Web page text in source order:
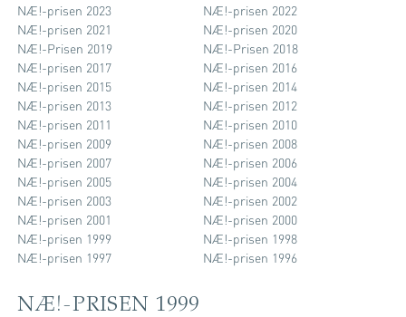
NÆ!-prisen 2023
NÆ!-prisen 2022
NÆ!-prisen 2021
NÆ!-prisen 2020
NÆ!-Prisen 2019
NÆ!-Prisen 2018
NÆ!-prisen 2017
NÆ!-prisen 2016
NÆ!-prisen 2015
NÆ!-prisen 2014
NÆ!-prisen 2013
NÆ!-prisen 2012
NÆ!-prisen 2011
NÆ!-prisen 2010
NÆ!-prisen 2009
NÆ!-prisen 2008
NÆ!-prisen 2007
NÆ!-prisen 2006
NÆ!-prisen 2005
NÆ!-prisen 2004
NÆ!-prisen 2003
NÆ!-prisen 2002
NÆ!-prisen 2001
NÆ!-prisen 2000
NÆ!-prisen 1999
NÆ!-prisen 1998
NÆ!-prisen 1997
NÆ!-prisen 1996
NÆ!-PRISEN 1999